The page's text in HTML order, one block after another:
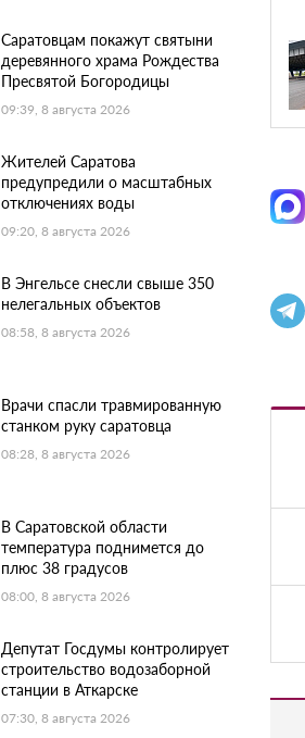
Саратовцам покажут святыни
деревянного храма Рождества
Пресвятой Богородицы
09:39, 8 августа 2026
Жителей Саратова
предупредили о масштабных
отключениях воды
09:20, 8 августа 2026
В Энгельсе снесли свыше 350
нелегальных объектов
08:58, 8 августа 2026
Врачи спасли травмированную
станком руку саратовца
08:28, 8 августа 2026
В Саратовской области
температура поднимется до
плюс 38 градусов
08:00, 8 августа 2026
Депутат Госдумы контролирует
строительство водозаборной
станции в Аткарске
07:30, 8 августа 2026